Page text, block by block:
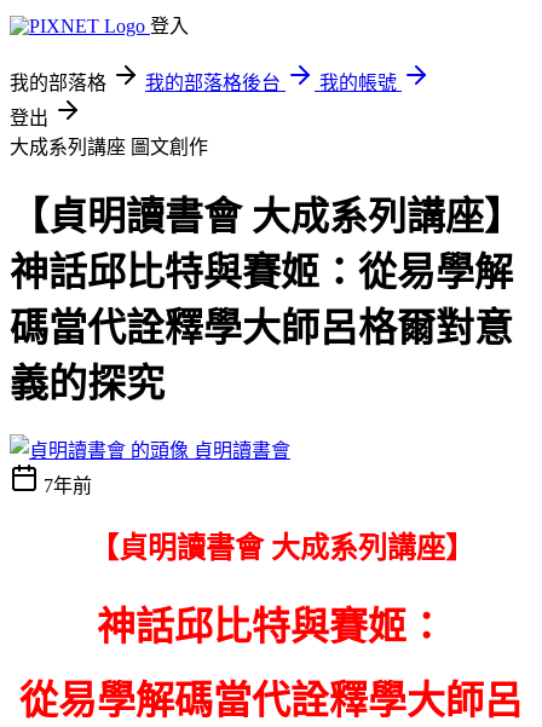
登入
我的部落格 我的部落格後台
我的帳號
登出
大成系列講座 圖文創作
【貞明讀書會 大成系列講座】
神話邱比特與賽姬：從易學解
碼當代詮釋學大師呂格爾對意
義的探究
貞明讀書會
7年前
【貞明讀書會 大成系列講座】
神話邱比特與賽姬：
從易學解碼當代詮釋學大師呂